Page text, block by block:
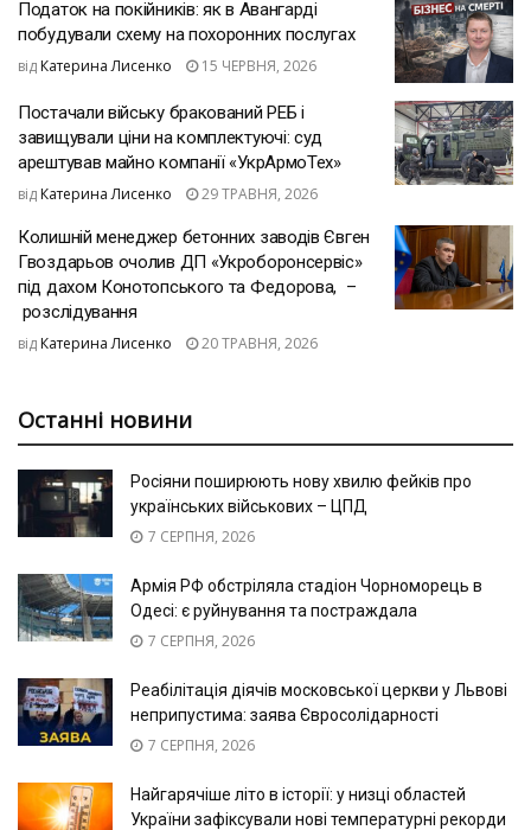
Податок на покійників: як в Авангарді
побудували схему на похоронних послугах
від Катерина Лисенко 15 ЧЕРВНЯ, 2026
Постачали війську бракований РЕБ і
завищували ціни на комплектуючі: суд
арештував майно компанії «УкрАрмоТех»
від Катерина Лисенко 29 ТРАВНЯ, 2026
Колишній менеджер бетонних заводів Євген
Гвоздарьов очолив ДП «Укроборонсервіс»
під дахом Конотопського та Федорова, –
розслідування
від Катерина Лисенко 20 ТРАВНЯ, 2026
Останні новини
Росіяни поширюють нову хвилю фейків про
українських військових – ЦПД
7 СЕРПНЯ, 2026
Армія РФ обстріляла стадіон Чорноморець в
Одесі: є руйнування та постраждала
7 СЕРПНЯ, 2026
Реабілітація діячів московської церкви у Львові
неприпустима: заява Євросолідарності
7 СЕРПНЯ, 2026
Найгарячіше літо в історії: у низці областей
України зафіксували нові температурні рекорди